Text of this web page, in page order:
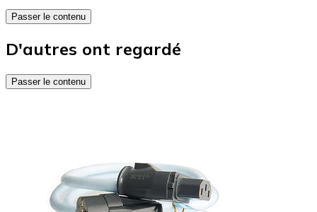
Passer le contenu
D'autres ont regardé
Passer le contenu